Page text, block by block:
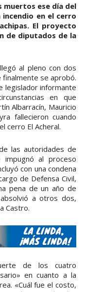
muertos ese día del
en el cerro
El proyecto
de diputados de la
al pleno con dos
finalmente se aprobó.
legislador informante
en que
Albarracín, Mauricio
fallecieron cuando
cerro El Acheral.
las autoridades de
al proceso
con una condena
de Defensa Civil,
pena de un año de
a otros dos,
Castro.
de los cuatro
en cuanto a la
«Cuál fue el costo,